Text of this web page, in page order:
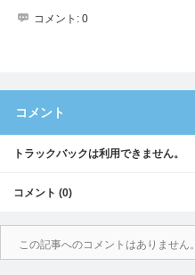
コメント: 0
コメント
トラックバックは利用できません。
コメント (0)
この記事へのコメントはありません。